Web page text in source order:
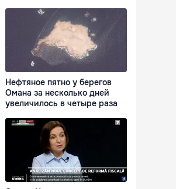
Нефтяное пятно у берегов
Омана за несколько дней
увеличилось в четыре раза